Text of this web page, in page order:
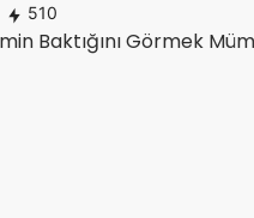
510
Baktığını Görmek